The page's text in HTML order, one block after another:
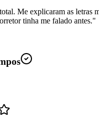
Me explicaram as letras
tinha me falado antes."